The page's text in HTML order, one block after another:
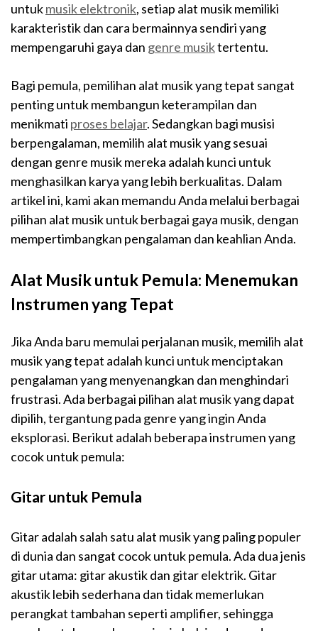
untukmusik elektronik, setiap alat musik memiliki
karakteristik dan cara bermainnya sendiri yang
mempengaruhi gaya dan genre musiktertentu.
Bagi pemula, pemilihan alat musik yang tepat sangat
penting untuk membangun keterampilan dan
menikmati proses belajar. Sedangkan bagi musisi
berpengalaman, memilih alat musik yang sesuai
dengan genre musik mereka adalah kunci untuk
menghasilkan karya yang lebih berkualitas. Dalam
artikel ini, kami akan memandu Anda melalui berbagai
pilihan alat musik untuk berbagai gaya musik, dengan
mempertimbangkan pengalaman dan keahlian Anda.
Alat Musik untuk Pemula: Menemukan
Instrumen yang Tepat
Jika Anda baru memulai perjalanan musik, memilih alat
musik yang tepat adalah kunci untuk menciptakan
pengalaman yang menyenangkan dan menghindari
frustrasi. Ada berbagai pilihan alat musik yang dapat
dipilih, tergantung pada genre yang ingin Anda
eksplorasi. Berikut adalah beberapa instrumen yang
cocok untuk pemula:
Gitar untuk Pemula
Gitar adalah salah satu alat musik yang paling populer
di dunia dan sangat cocok untuk pemula. Ada dua jenis
gitar utama: gitar akustik dan gitar elektrik. Gitar
akustik lebih sederhana dan tidak memerlukan
perangkat tambahan seperti amplifier, sehingga